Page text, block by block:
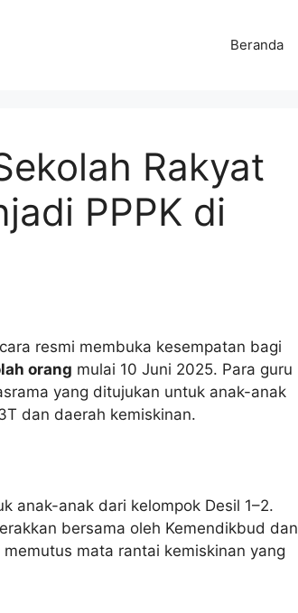
Beranda
Rakyat
PPPK di
resmi membuka kesempatan bagi
orang mulai 10 Juni 2025. Para guru
yang ditujukan untuk anak-anak
dan daerah kemiskinan.
anak-anak dari kelompok Desil 1–2.
bersama oleh Kemendikbud dan
mata rantai kemiskinan yang